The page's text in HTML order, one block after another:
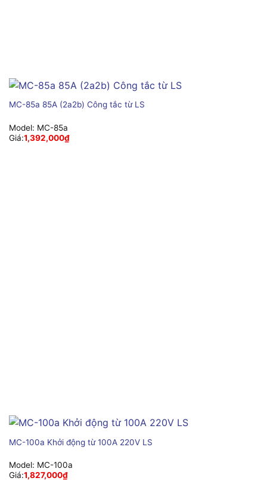
MC-85a 85A (2a2b) Công tắc từ LS
Model: MC-85a
Giá:1,392,000₫
MC-100a Khởi động từ 100A 220V LS
Model: MC-100a
Giá:1,827,000₫